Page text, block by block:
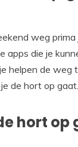
weg
apps die je
helpen de weg
de hort op gaat.
hort op